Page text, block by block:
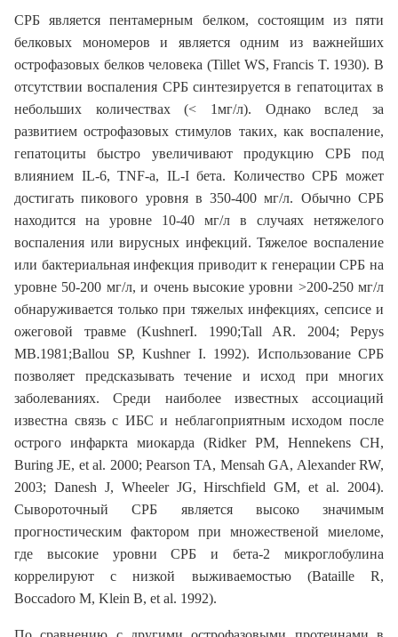
СРБ является пентамерным белком, состоящим из пяти
белковых мономеров и является одним из важнейших
острофазовых белков человека (Tillet WS, Francis T. 1930). В
отсутствии воспаления СРБ синтезируется в гепатоцитах в
небольших количествах (< 1мг/л). Однако вслед за
развитием острофазовых стимулов таких, как воспаление,
гепатоциты быстро увеличивают продукцию СРБ под
влиянием IL-6, TNF-a, IL-I бета. Количество СРБ может
достигать пикового уровня в 350-400 мг/л. Обычно СРБ
находится на уровне 10-40 мг/л в случаях нетяжелого
воспаления или вирусных инфекций. Тяжелое воспаление
или бактериальная инфекция приводит к генерации СРБ на
уровне 50-200 мг/л, и очень высокие уровни >200-250 мг/л
обнаруживается только при тяжелых инфекциях, сепсисе и
ожеговой травме (KushnerI. 1990;Tall AR. 2004; Pepys
MB.1981;Ballou SP, Kushner I. 1992). Использование СРБ
позволяет предсказывать течение и исход при многих
заболеваниях. Среди наиболее известных ассоциаций
известна связь с ИБС и неблагоприятным исходом после
острого инфаркта миокарда (Ridker PM, Hennekens CH,
Buring JE, et al. 2000; Pearson TA, Mensah GA, Alexander RW,
2003; Danesh J, Wheeler JG, Hirschfield GM, et al. 2004).
Сывороточный СРБ является высоко значимым
прогностическим фактором при множественой миеломе,
где высокие уровни СРБ и бета-2 микроглобулина
коррелируют с низкой выживаемостью (Bataille R,
Boccadoro M, Klein B, et al. 1992).